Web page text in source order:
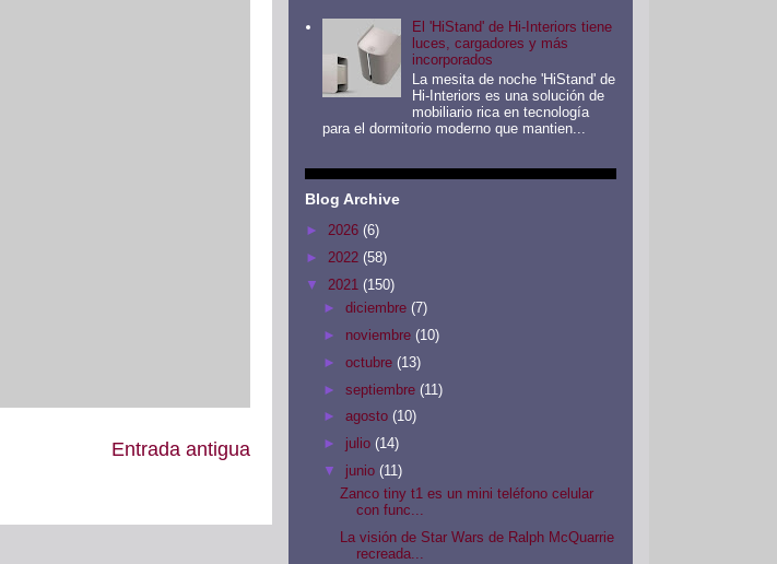
Entrada antigua
El 'HiStand' de Hi-Interiors tiene
luces, cargadores y más
incorporados
La mesita de noche 'HiStand' de
Hi-Interiors es una solución de
mobiliario rica en tecnología
para el dormitorio moderno que mantien...
Blog Archive
► 2026 (6)
► 2022 (58)
▼ 2021 (150)
► diciembre (7)
► noviembre (10)
► octubre (13)
► septiembre (11)
► agosto (10)
► julio (14)
▼ junio (11)
Zanco tiny t1 es un mini teléfono celular
con func...
La visión de Star Wars de Ralph McQuarrie
recreada...